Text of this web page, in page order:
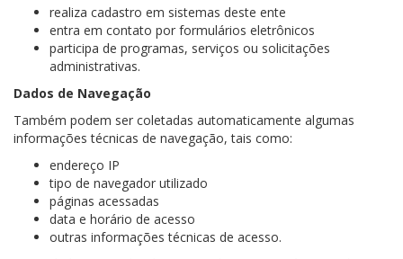
realiza cadastro em sistemas deste ente
entra em contato por formulários eletrônicos
participa de programas, serviços ou solicitações
administrativas.
Dados de Navegação
Também podem ser coletadas automaticamente algumas
informações técnicas de navegação, tais como:
endereço IP
tipo de navegador utilizado
páginas acessadas
data e horário de acesso
outras informações técnicas de acesso.